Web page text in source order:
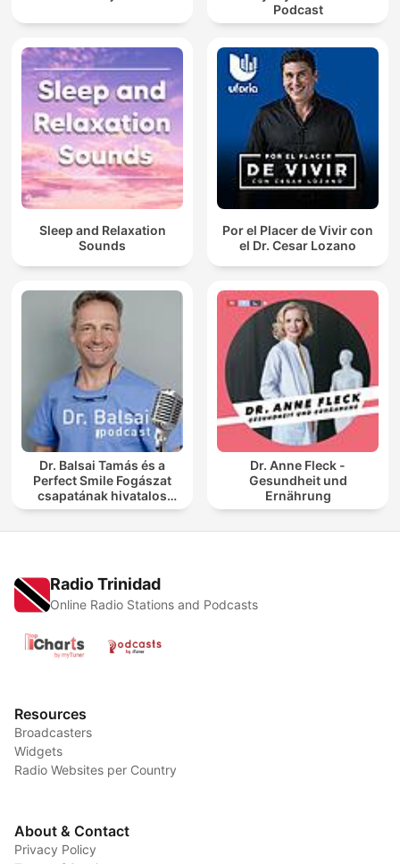
Podcast
Sleep and Relaxation
Sounds
Por el Placer de Vivir con
el Dr. Cesar Lozano
Dr. Balsai Tamás és a
Perfect Smile Fogászat
csapatának hivatalos
podcast csatornája
Dr. Anne Fleck -
Gesundheit und
Ernährung
Radio Trinidad
Online Radio Stations and Podcasts
Resources
Broadcasters
Widgets
Radio Websites per Country
About & Contact
Privacy Policy